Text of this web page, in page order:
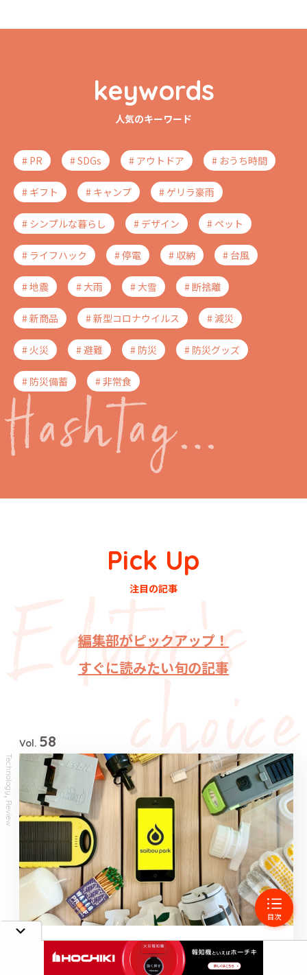
目次
keywords
人気のキーワード
# PR # SDGs # アウトドア # おうち時間
# ギフト # キャンプ # ゲリラ豪雨
# シンプルな暮らし # デザイン # ペット
# ライフハック # 停電 # 収納 # 台風
# 地震 # 大雨 # 大雪 # 断捨離
# 新商品 # 新型コロナウイルス # 減災
# 火災 # 避難 # 防災 # 防災グッズ
# 防災備蓄 # 非常食
Pick Up
注目の記事
編集部がピックアップ！
すぐに読みたい旬の記事
Technology
,
Review
Vol. 58
テクノロジー レビュー